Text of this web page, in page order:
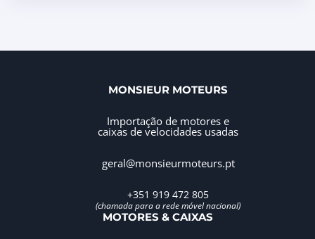
MONSIEUR MOTEURS
Importação de motores e
caixas de velocidades usadas
geral@monsieurmoteurs.pt
+351 919 472 805
(chamada para a rede móvel nacional)
MOTORES & CAIXAS